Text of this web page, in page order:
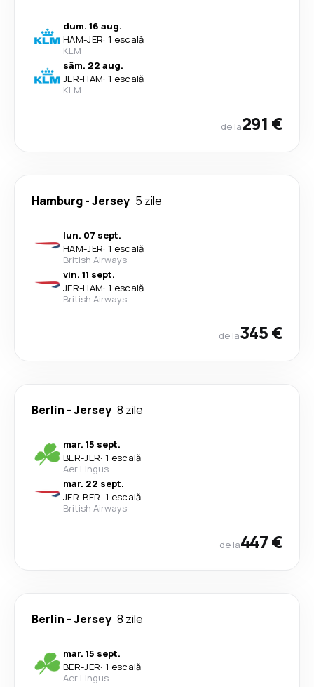
dum. 16 aug.
HAM-JER· 1 escală
KLM
sâm. 22 aug.
JER-HAM· 1 escală
KLM
de la291 €
Hamburg-Jersey 5 zile
lun. 07 sept.
HAM-JER· 1 escală
British Airways
vin. 11 sept.
JER-HAM· 1 escală
British Airways
de la345 €
Berlin -Jersey 8 zile
mar. 15 sept.
BER-JER· 1 escală
Aer Lingus
mar. 22 sept.
JER-BER· 1 escală
British Airways
de la447 €
Berlin -Jersey 8 zile
mar. 15 sept.
BER-JER· 1 escală
Aer Lingus